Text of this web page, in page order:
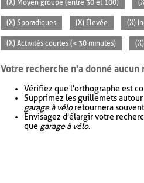
(X) Moyen groupe (entre 30 et 100)
(X) Sporadiques (X) Élevée (X)
(X) Activités courtes (< 30 minutes)
Votre recherche n'a donné aucun
Vérifiez que l'orthographe est
Supprimez les guillemets
garage à véloretournera
Envisagez d'élargir votre
que garage à vélo.